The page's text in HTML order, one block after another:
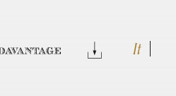
DAVANTAGE DOWNLOAD
It